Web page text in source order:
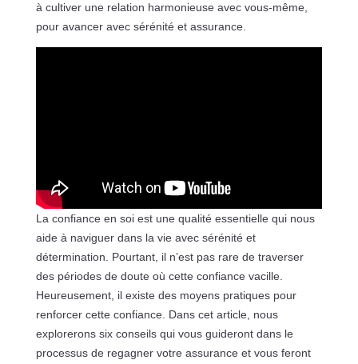
à cultiver une relation harmonieuse avec vous-même,
pour avancer avec sérénité et assurance.
La confiance en soi est une qualité essentielle qui nous
aide à naviguer dans la vie avec sérénité et
détermination. Pourtant, il n’est pas rare de traverser
des périodes de doute où cette confiance vacille.
Heureusement, il existe des moyens pratiques pour
renforcer cette confiance. Dans cet article, nous
explorerons six conseils qui vous guideront dans le
processus de regagner votre assurance et vous feront